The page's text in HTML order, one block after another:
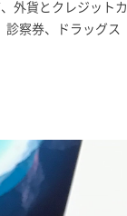
外貨とクレジットカ
診察券、ドラッグス